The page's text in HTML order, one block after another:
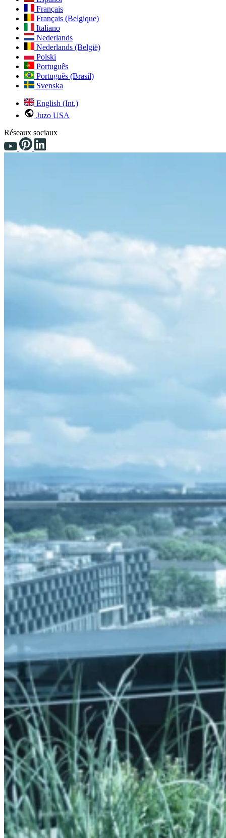
Français
Français (Belgique)
Italiano
Nederlands
Nederlands (België)
Polski
Português
Português (Brasil)
Svenska
English (Int.)
Juzo USA
Réseaux sociaux